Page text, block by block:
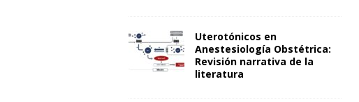
Uterotónicos en
Anestesiología Obstétrica:
Revisión narrativa de la
literatura